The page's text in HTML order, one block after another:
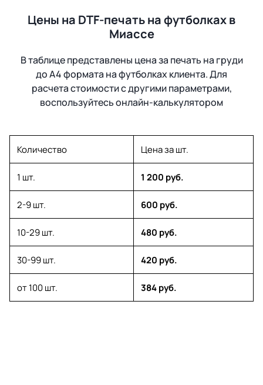
Цены на DTF-печать на футболках в
Миассе
В таблице представлены цена за печать на груди
до А4 формата на футболках клиента. Для
расчета стоимости с другими параметрами,
воспользуйтесь онлайн-калькулятором
Количество Цена за шт.
1 шт. 1 200 руб.
2-9 шт. 600 руб.
10-29 шт. 480 руб.
30-99 шт. 420 руб.
от 100 шт. 384 руб.